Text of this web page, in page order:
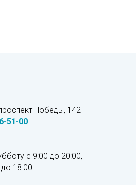
Победы, 142
51-00
с 9:00 до 20:00,
18:00